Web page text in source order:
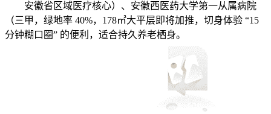
安徽省区域医疗核心）、安徽西医药大学第一从属病院
（三甲，绿地率 40%，178㎡大平层即将加推，切身体验 “15
分钟糊口圈” 的便利，适合持久养老栖身。